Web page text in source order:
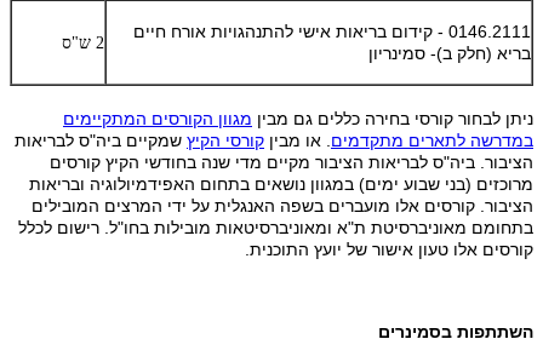
0146.2111 - קידום בריאות אישי להתנהגויות אורח חיים
בריא (חלק ב)- סמינריון
2 ש"ס
ניתן לבחור קורסי בחירה כללים גם מבין מגוון הקורסים המתקיימים
במדרשה לתארים מתקדמים. או מבין קורסי הקיץ שמקיים ביה"ס לבריאות
הציבור. ביה"ס לבריאות הציבור מקיים מדי שנה בחודשי הקיץ קורסים
מרוכזים (בני שבוע ימים) במגוון נושאים בתחום האפידמיולוגיה ובריאות
הציבור. קורסים אלו מועברים בשפה האנגלית על ידי המרצים המובילים
בתחומם מאוניברסיטת ת"א ומאוניברסיטאות מובילות בחו"ל. רישום לכלל
קורסים אלו טעון אישור של יועץ התוכנית.
השתתפות בסמינרים